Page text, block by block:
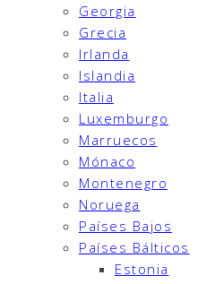
Georgia
Grecia
Irlanda
Islandia
Italia
Luxemburgo
Marruecos
Mónaco
Montenegro
Noruega
Países Bajos
Países Bálticos
Estonia